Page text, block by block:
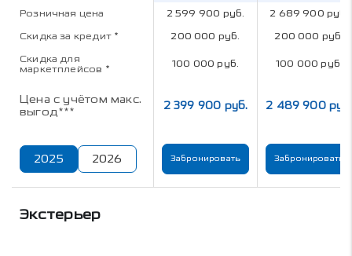
Розничная цена 2 599 900 руб. 2 689 900 руб.
Скидка за кредит * 200 000 руб. 200 000 руб.
Скидка для
маркетплейсов * 100 000 руб. 100 000 руб.
Цена с учётом макс.
выгод***
2 399 900 руб. 2 489 900 руб.
2025 2026 Забронировать Забронировать
Экстерьер